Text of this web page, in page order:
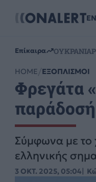
Επίκαιρα ΟΥΚΡΑΝΙΑ
HOME ΕΞΟΠΛΙΣΜΟΙ
Φρεγάτα
Σύμφωνα με το
ελληνικής
3 ΟΚΤ. 2025, 05:04